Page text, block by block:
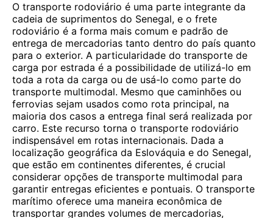
O transporte rodoviário é uma parte integrante da
cadeia de suprimentos do Senegal, e o frete
rodoviário é a forma mais comum e padrão de
entrega de mercadorias tanto dentro do país quanto
para o exterior. A particularidade do transporte de
carga por estrada é a possibilidade de utilizá-lo em
toda a rota da carga ou de usá-lo como parte do
transporte multimodal. Mesmo que caminhões ou
ferrovias sejam usados ​​como rota principal, na
maioria dos casos a entrega final será realizada por
carro. Este recurso torna o transporte rodoviário
indispensável em rotas internacionais. Dada a
localização geográfica da Eslováquia e do Senegal,
que estão em continentes diferentes, é crucial
considerar opções de transporte multimodal para
garantir entregas eficientes e pontuais. O transporte
marítimo oferece uma maneira econômica de
transportar grandes volumes de mercadorias,